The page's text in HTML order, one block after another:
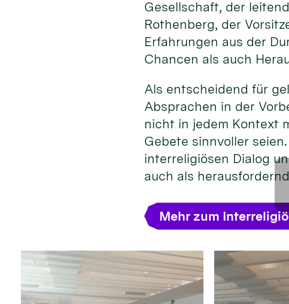
Gesellschaft, der
Rothenberg, der
Erfahrungen aus der
Chancen als auch
Als entscheidend für
Absprachen in der
nicht in jedem Kontext
Gebete sinnvoller
interreligiösen Dialog
auch als
Mehr zum